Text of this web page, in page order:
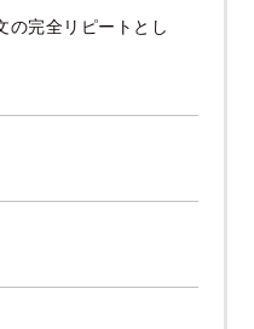
完全リピートとし